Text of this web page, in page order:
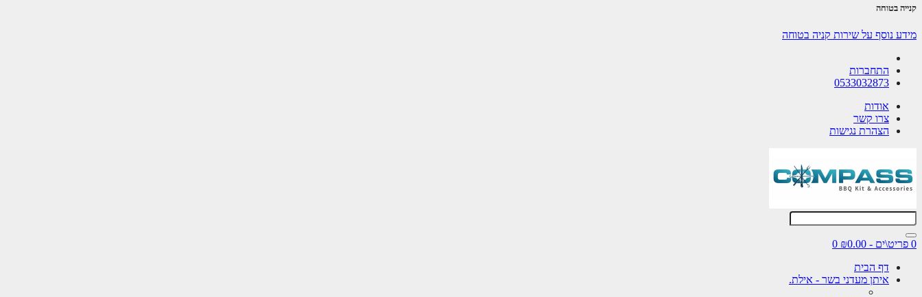
קנייה בטוחה
מידע נוסף על שירות קניה בטוחה
התחברות
0533032873
אודות
צרו קשר
הצהרת נגישות
0 פריט\ים - ₪0.00
0
דף הבית
איתן מעדני בשר - אילת.